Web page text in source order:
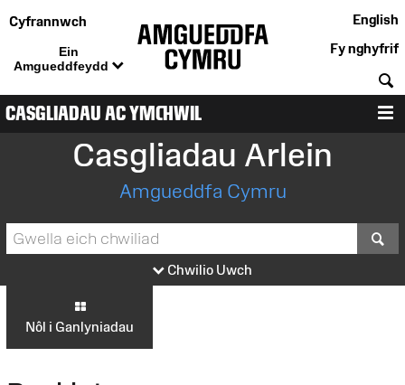
Cyfrannwch
Ein
Amgueddfeydd
English
Fy nghyfrif
CASGLIADAU AC YMCHWIL
Casgliadau Arlein
Amgueddfa Cymru
Chwilio Uwch
Nôl i Ganlyniadau